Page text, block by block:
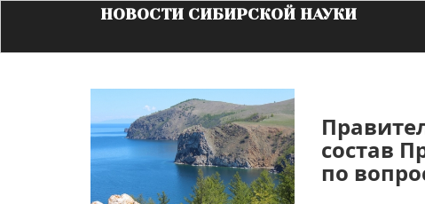
НОВОСТИ СИБИРСКОЙ НАУКИ
состав
по